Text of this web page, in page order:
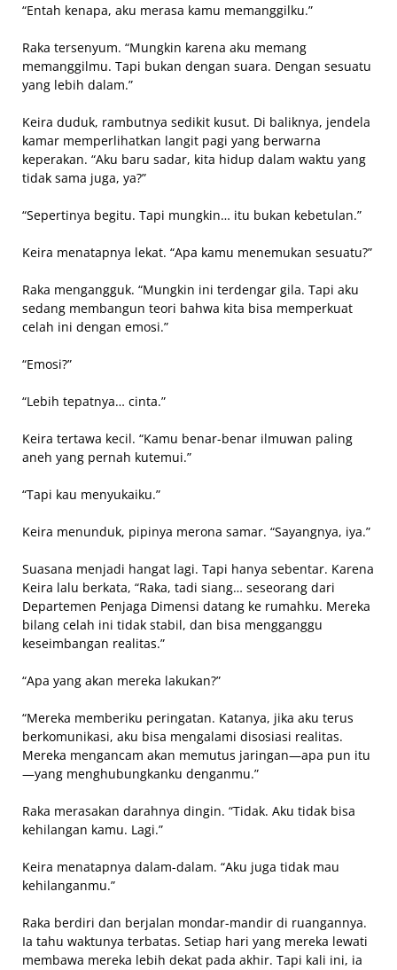
“Entah kenapa, aku merasa kamu memanggilku.”
Raka tersenyum. “Mungkin karena aku memang
memanggilmu. Tapi bukan dengan suara. Dengan sesuatu
yang lebih dalam.”
Keira duduk, rambutnya sedikit kusut. Di baliknya, jendela
kamar memperlihatkan langit pagi yang berwarna
keperakan. “Aku baru sadar, kita hidup dalam waktu yang
tidak sama juga, ya?”
“Sepertinya begitu. Tapi mungkin… itu bukan kebetulan.”
Keira menatapnya lekat. “Apa kamu menemukan sesuatu?”
Raka mengangguk. “Mungkin ini terdengar gila. Tapi aku
sedang membangun teori bahwa kita bisa memperkuat
celah ini dengan emosi.”
“Emosi?”
“Lebih tepatnya… cinta.”
Keira tertawa kecil. “Kamu benar-benar ilmuwan paling
aneh yang pernah kutemui.”
“Tapi kau menyukaiku.”
Keira menunduk, pipinya merona samar. “Sayangnya, iya.”
Suasana menjadi hangat lagi. Tapi hanya sebentar. Karena
Keira lalu berkata, “Raka, tadi siang… seseorang dari
Departemen Penjaga Dimensi datang ke rumahku. Mereka
bilang celah ini tidak stabil, dan bisa mengganggu
keseimbangan realitas.”
“Apa yang akan mereka lakukan?”
“Mereka memberiku peringatan. Katanya, jika aku terus
berkomunikasi, aku bisa mengalami disosiasi realitas.
Mereka mengancam akan memutus jaringan—apa pun itu
—yang menghubungkanku denganmu.”
Raka merasakan darahnya dingin. “Tidak. Aku tidak bisa
kehilangan kamu. Lagi.”
Keira menatapnya dalam-dalam. “Aku juga tidak mau
kehilanganmu.”
Raka berdiri dan berjalan mondar-mandir di ruangannya.
Ia tahu waktunya terbatas. Setiap hari yang mereka lewati
membawa mereka lebih dekat pada akhir. Tapi kali ini, ia